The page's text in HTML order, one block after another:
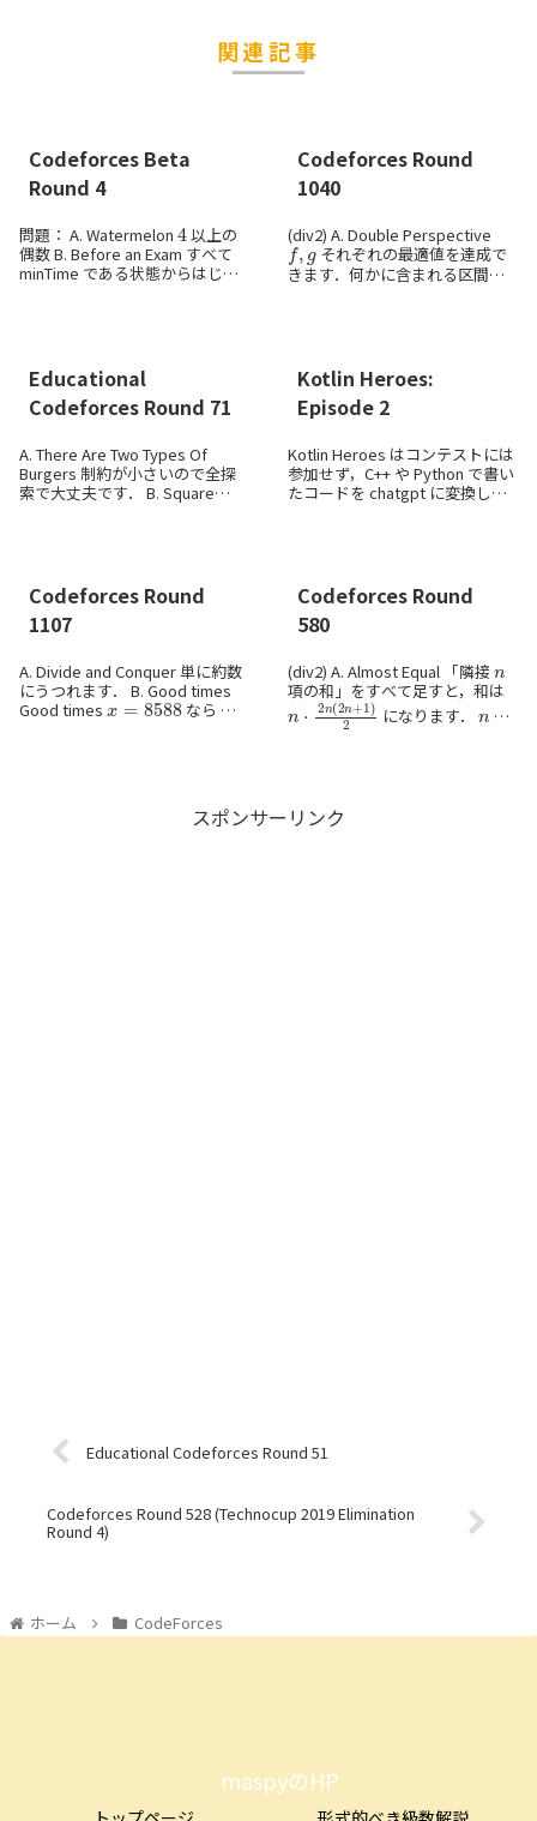
関連記事
Codeforces Beta
Round 4
問題： A. Watermelon 以上の
偶数 B. Before an Exam すべて
minTime である状態からはじめ
Codeforces Round
1040
(div2) A. Double Perspective
f,g
それぞれの最適値を達成で
きます．何かに含まれる区間を
Educational
Codeforces Round 71
A. There Are Two Types Of
Burgers 制約が小さいので全探
索で大丈夫です． B. Square
Kotlin Heroes:
Episode 2
Kotlin Heroes はコンテストには
参加せず，C++ や Python で書い
たコードを chatgpt に変換して
Codeforces Round
1107
A. Divide and Conquer 単に約数
にうつれます． B. Good times
Good times
x 8588
なら
y=10001,xy =85888588
Codeforces Round
580
(div2) A. Almost Equal 「隣接
項の和」をすべて足すと，和は
n⋅2n(2n+1)2
になります．
n
が
2 n
スポンサーリンク
Educational Codeforces Round 51
Codeforces Round 528 (Technocup 2019 Elimination
Round 4)
ホーム CodeForces
maspyのHP